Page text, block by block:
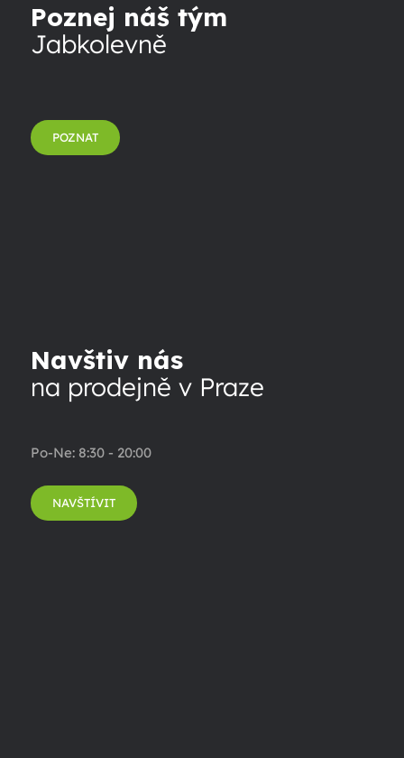
Poznej náš tým
Jabkolevně
POZNAT
Navštiv nás
na prodejně v Praze
Po-Ne: 8:30 - 20:00
NAVŠTÍVIT